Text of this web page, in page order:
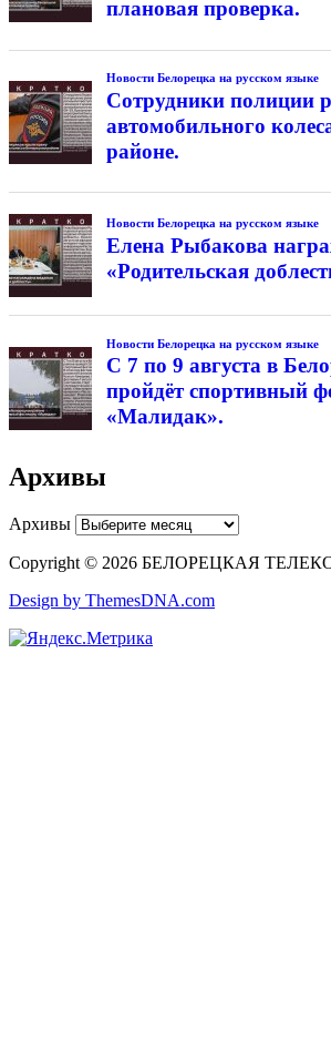
плановая проверка.
Новости Белорецка на русском языке
Сотрудники полиции
автомобильного
районе.
Новости Белорецка на русском языке
Елена Рыбакова
«Родительская
Новости Белорецка на русском языке
С 7 по 9 августа в
пройдёт спортивный
«Малидак».
Архивы
Архивы
Copyright © 2026 БЕЛОРЕЦКАЯ
Design by ThemesDNA.com